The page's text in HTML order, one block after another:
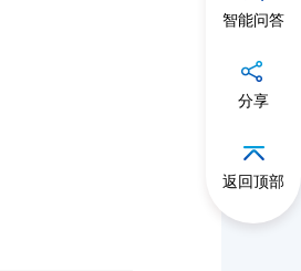
智能问答
分享
返回顶部